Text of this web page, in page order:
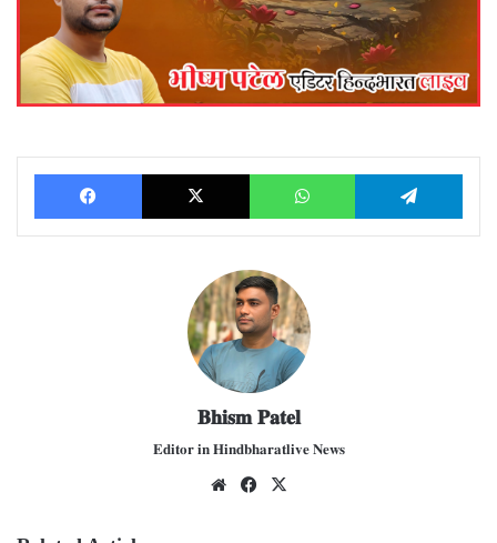
Facebook X WhatsApp
𝐁𝐡𝐢𝐬𝐦 𝐏𝐚𝐭𝐞𝐥
𝐄𝐝𝐢𝐭𝐨𝐫 𝐢𝐧 𝐇𝐢𝐧𝐝𝐛𝐡𝐚𝐫𝐚𝐭𝐥𝐢𝐯𝐞 𝐍𝐞𝐰𝐬
We
Fac